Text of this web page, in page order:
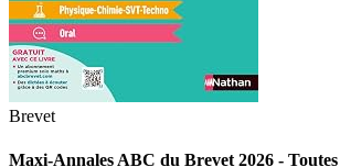
Brevet
Maxi-Annales ABC du Brevet 2026 - Toutes